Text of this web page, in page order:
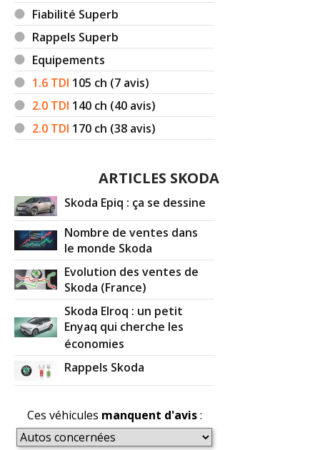
Fiabilité Superb
Rappels Superb
Equipements
1.6 TDI 105 ch (7 avis)
2.0 TDI 140 ch (40 avis)
2.0 TDI 170 ch (38 avis)
ARTICLES SKODA
Skoda Epiq : ça se dessine
Nombre de ventes dans
le monde Skoda
Evolution des ventes de
Skoda (France)
Skoda Elroq : un petit
Enyaq qui cherche les
économies
Rappels Skoda
Ces véhicules manquent d'avis: